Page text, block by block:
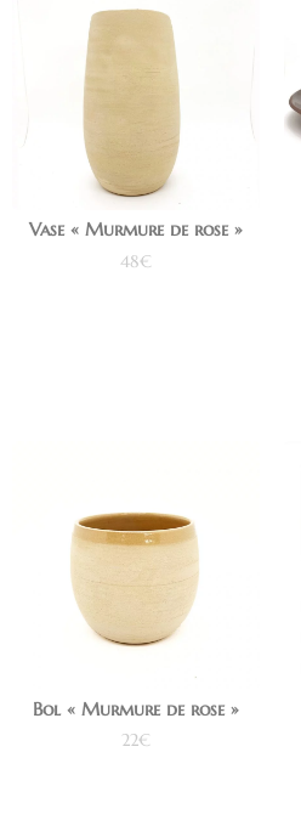
Vase « Murmure de rose »
48€
Bol « Murmure de rose »
22€